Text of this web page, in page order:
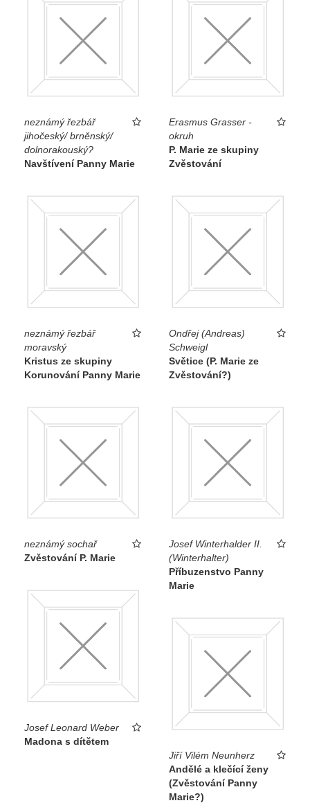
neznámý řezbář
jihočeský/ brněnský/
dolnorakouský?
Navštívení Panny Marie
Erasmus Grasser -
okruh
P. Marie ze skupiny
Zvěstování
neznámý řezbář
moravský
Kristus ze skupiny
Korunování Panny Marie
Ondřej (Andreas)
Schweigl
Světice (P. Marie ze
Zvěstování?)
neznámý sochař
Zvěstování P. Marie
Josef Winterhalder II.
(Winterhalter)
Příbuzenstvo Panny
Marie
Josef Leonard Weber
Madona s dítětem
Jiří Vilém Neunherz
Andělé a klečící ženy
(Zvěstování Panny
Marie?)